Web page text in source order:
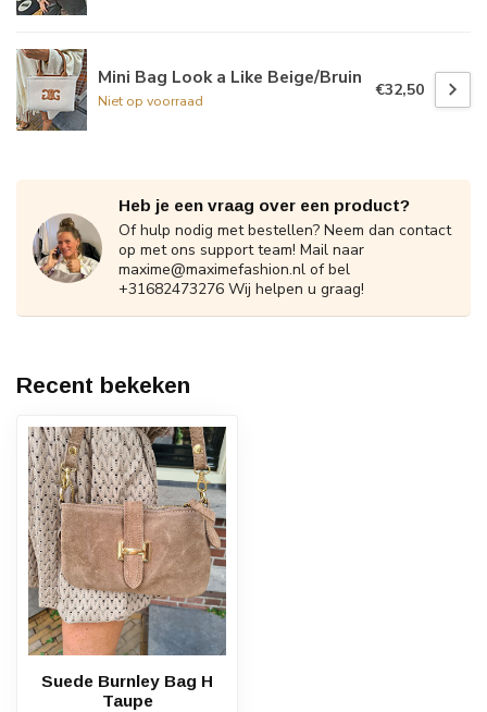
Mini Bag Look a Like Beige/Bruin
Niet op voorraad
€32,50
Heb je een vraag over een product?
Of hulp nodig met bestellen? Neem dan contact
op met ons support team! Mail naar
maxime@maximefashion.nl of bel
+31682473276 Wij helpen u graag!
Recent bekeken
Suede Burnley Bag H
Taupe